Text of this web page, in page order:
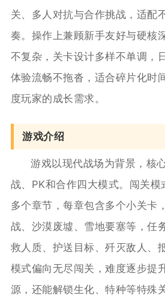
关、多人对抗与合作挑战，适配
奏。操作上兼顾新手友好与硬核
不复杂，关卡设计多样不单调，
体验流畅不拖沓，适合碎片化时
度玩家的成长需求。
游戏介绍
游戏以现代战场为背景，核
战、PK和合作四大模式。闯关模
多个章节，每章包含多个小关卡
战、沙漠废墟、雪地要塞等，任
救人质、护送目标、歼灭敌人、
模式偏向无尽闯关，难度逐步提
源，还能解锁生化、特种等特殊